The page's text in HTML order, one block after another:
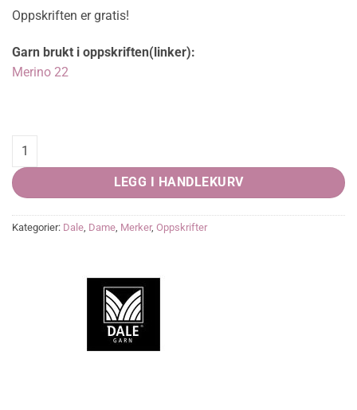
Oppskriften er gratis!
Garn brukt i oppskriften(linker):
Merino 22
Håndball-Genser, PDF quantity
LEGG I HANDLEKURV
Kategorier: Dale Dame Merker, Oppskrifter